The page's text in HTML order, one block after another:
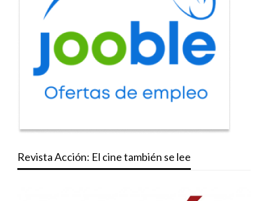
Revista Acción: El cine también se lee